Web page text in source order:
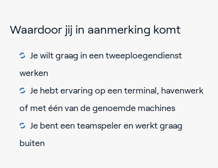
Waardoor jij in aanmerking komt
Je wilt graag in een tweeploegendienst
werken
Je hebt ervaring op een terminal, havenwerk
of met één van de genoemde machines
Je bent een teamspeler en werkt graag
buiten